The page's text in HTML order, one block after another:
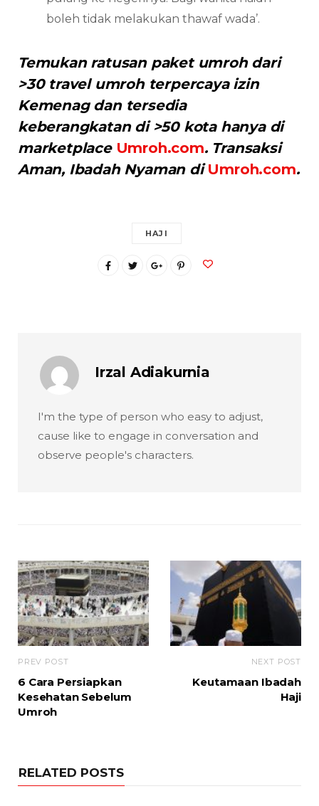
boleh tidak melakukan thawaf wada’.
Temukan ratusan paket umroh dari
>30 travel umroh terpercaya izin
Kemenag dan tersedia
keberangkatan di >50 kota hanya di
marketplace Umroh.com. Transaksi
Aman, Ibadah Nyaman diUmroh.com.
HAJI
Irzal Adiakurnia
I'm the type of person who easy to adjust,
cause like to engage in conversation and
observe people's characters.
PREV POST
6 Cara Persiapkan
Kesehatan Sebelum
Umroh
NEXT POST
Keutamaan Ibadah
Haji
RELATED POSTS